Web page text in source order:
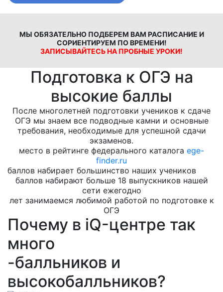
МЫ ОБЯЗАТЕЛЬНО ПОДБЕРЕМ ВАМ РАСПИСАНИЕ И
СОРИЕНТИРУЕМ ПО ВРЕМЕНИ!
ЗАПИСЫВАЙТЕСЬ НА ПРОБНЫЕ УРОКИ!
Подготовка к ОГЭ на
высокие баллы
После многолетней подготовки учеников к сдаче
ОГЭ мы знаем все подводные камни и основные
требования, необходимые для успешной сдачи
экзаменов.
место в рейтинге федерального каталога ege-
finder.ru
баллов набирает большинство наших учеников
баллов набирают больше 18 выпускников нашей
сети ежегодно
лет занимаемся любимой работой по подготовке к
ОГЭ
Почему в iQ-центре так
много
-балльников и
высокобалльников?